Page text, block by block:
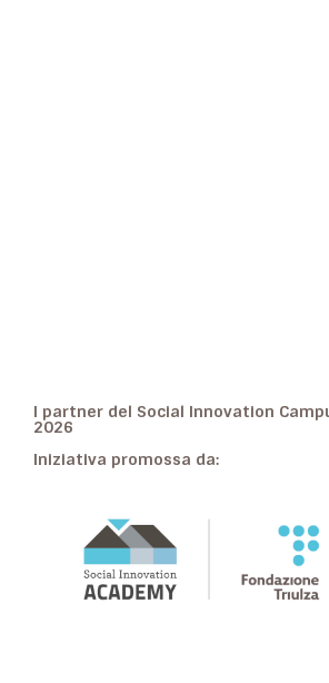
I partner del Social Innovation
2026
Iniziativa promossa da: